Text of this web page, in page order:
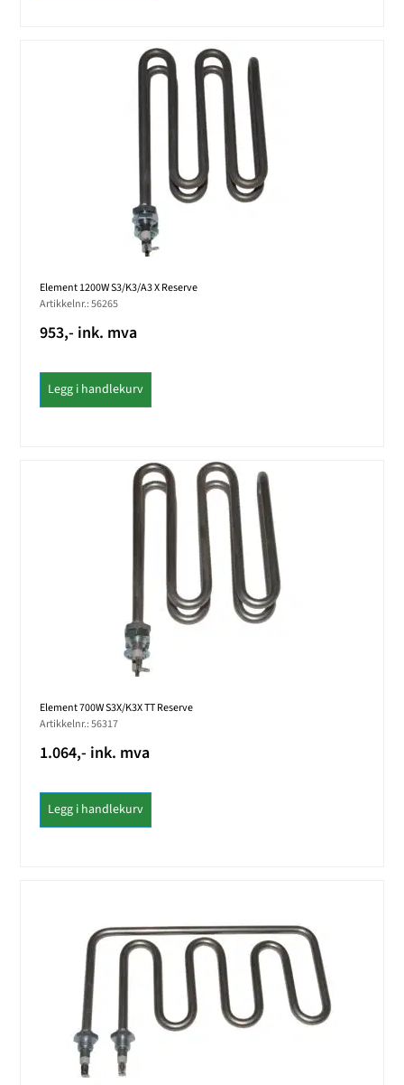
Element 1200W S3/K3/A3 X Reserve
Artikkelnr.: 56265
953,- ink. mva
Legg i handlekurv
Element 700W S3X/K3X TT Reserve
Artikkelnr.: 56317
1.064,- ink. mva
Legg i handlekurv